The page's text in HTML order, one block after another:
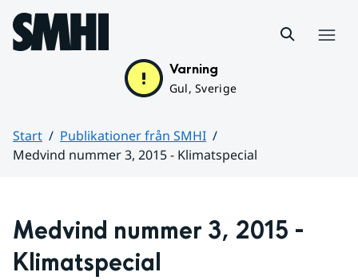
Hoppa till sidans innehåll
Varning
Gul, Sverige
Start
Publikationer från SMHI
Medvind nummer 3, 2015 - Klimatspecial
Medvind nummer 3, 2015 -
Klimatspecial